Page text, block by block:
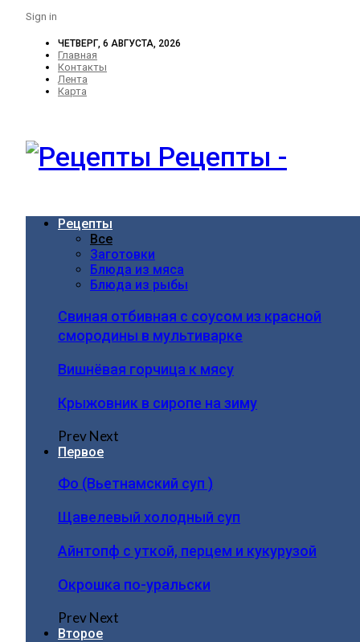
Sign in
ЧЕТВЕРГ, 6 АВГУСТА, 2026
Главная
Контакты
Лента
Карта
Рецепты -
Рецепты
Все
Заготовки
Блюда из мяса
Блюда из рыбы
Свиная отбивная с соусом из красной
смородины в мультиварке
Вишнёвая горчица к мясу
Крыжовник в сиропе на зиму
PrevNext
Первое
Фо (Вьетнамский суп )
Щавелевый холодный суп
Айнтопф с уткой, перцем и кукурузой
Окрошка по-уральски
PrevNext
Второе